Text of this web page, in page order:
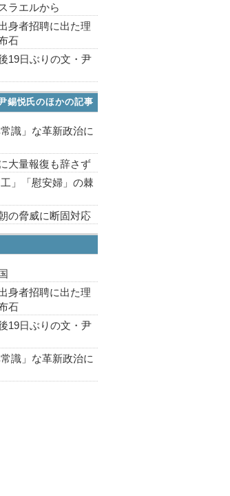
ラエルから
身者招聘に出た理
石
19日ぶりの文・尹
錫悦氏のほかの記事
識」な革新政治に
大量報復も辞さず
」「慰安婦」の棘
の脅威に断固対応
身者招聘に出た理
石
19日ぶりの文・尹
識」な革新政治に